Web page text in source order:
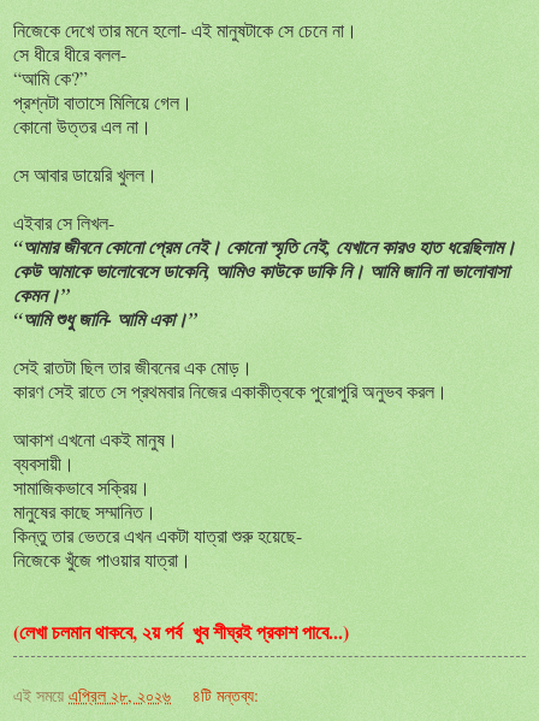
নিজেকে দেখে তার মনে হলো- এই মানুষটাকে সে চেনে না।
সে ধীরে ধীরে বলল-
“আমি কে?”
প্রশ্নটা বাতাসে মিলিয়ে গেল।
কোনো উত্তর এল না।
সে আবার ডায়েরি খুলল।
এইবার সে লিখল-
“আমার জীবনে কোনো প্রেম নেই। কোনো স্মৃতি নেই, যেখানে কারও হাত ধরেছিলাম।
কেউ আমাকে ভালোবেসে ডাকেনি, আমিও কাউকে ডাকি নি। আমি জানি না ভালোবাসা
কেমন।”
“আমি শুধু জানি- আমি একা।”
সেই রাতটা ছিল তার জীবনের এক মোড়।
কারণ সেই রাতে সে প্রথমবার নিজের একাকীত্বকে পুরোপুরি অনুভব করল।
আকাশ এখনো একই মানুষ।
ব্যবসায়ী।
সামাজিকভাবে সক্রিয়।
মানুষের কাছে সম্মানিত।
কিন্তু তার ভেতরে এখন একটা যাত্রা শুরু হয়েছে-
নিজেকে খুঁজে পাওয়ার যাত্রা।
(লেখা চলমান থাকবে, ২য় পর্ব খুব শীঘ্রই প্রকাশ পাবে...)
এই সময়ে এপ্রিল ২৮, ২০২৬ ৪টি মন্তব্য: